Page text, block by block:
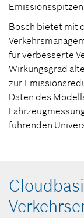
Bosch bietet mit
für verbesserte
Wirkungsgrad
zur
Daten des
führenden